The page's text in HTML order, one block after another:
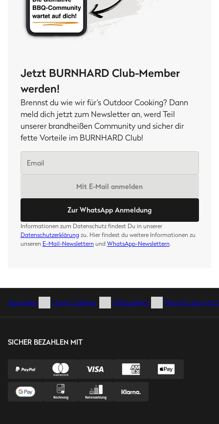
Jetzt BURNHARD Club-Member
werden!
Brennst du wie wir für’s Outdoor Cooking? Dann
meld dich jetzt zum Newsletter an, werd Teil
unserer brandheißen Community und sicher dir
fette Vorteile im BURNHARD Club!
Mit E-Mail anmelden
Zur WhatsApp Anmeldung
Informationen zum Datenschutz findest Du in unserer
Datenschutzerklärung zu. Hier findest du weitere Informationen zu
unseren E-Mail-Newslettern und WhatsApp-Newslettern.
Startseite Unser Zubehör Grillzubehör Plancha Set mit
SICHER BEZAHLEN MIT